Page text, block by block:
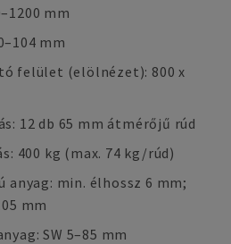
mm
mm
felület (elölnézet): 800 x
12 db 65 mm átmérőjű rúd
400 kg (max. 74 kg/rúd)
anyag: min. élhossz 6 mm;
mm
SW 5–85 mm